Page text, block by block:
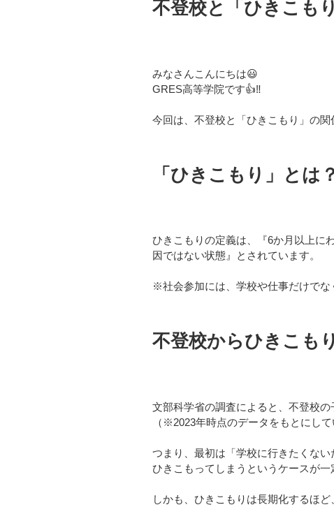
不登校と「ひきこも
みなさんこんにちは😃
GRES高等学院です👍‼️
今回は、不登校と「ひきこもり」の関
「ひきこもり」とは？
ひきこもりの定義は、『6か月以上に
因ではない状態』とされています。
※社会参加には、学校や仕事だけでな
不登校からひきこも
文部科学省の調査によると、不登校
（※2023年時点のデータをもとにして
つまり、最初は「学校に行きたくな
ひきこもってしまうというケースが
しかも、ひきこもりは長期化するほ